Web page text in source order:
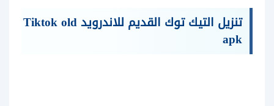
تنزيل التيك توك القديم للاندرويد Tiktok old
apk